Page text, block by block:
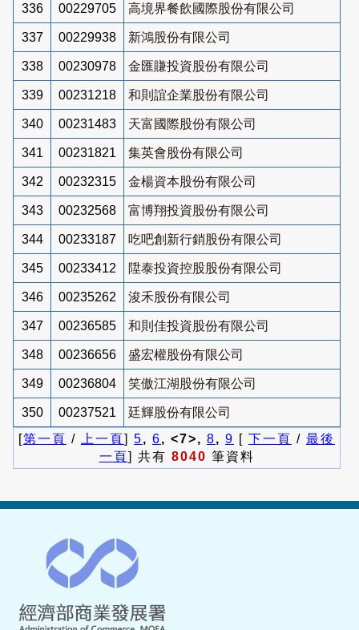
336 00229705 高境界餐飲國際股份有限公司
337 00229938 新鴻股份有限公司
338 00230978 金匯賺投資股份有限公司
339 00231218 和則誼企業股份有限公司
340 00231483 天富國際股份有限公司
341 00231821 集英會股份有限公司
342 00232315 金楊資本股份有限公司
343 00232568 富博翔投資股份有限公司
344 00233187 吃吧創新行銷股份有限公司
345 00233412 陞泰投資控股股份有限公司
346 00235262 浚禾股份有限公司
347 00236585 和則佳投資股份有限公司
348 00236656 盛宏權股份有限公司
349 00236804 笑傲江湖股份有限公司
350 00237521
廷輝股份有限公司
[第一頁 / 上一頁] 5, 6, <7>, 8, 9 [ 下一頁 / 最後
一頁] 共有 8040 筆資料